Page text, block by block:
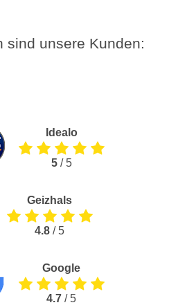
sind unsere Kunden:
Idealo
5/ 5
Geizhals
4.8 / 5
Google
4.7 / 5